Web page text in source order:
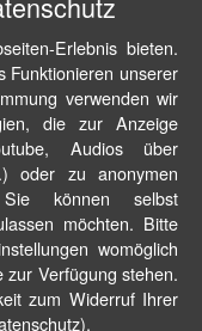
Erlebnis bieten.
Funktionieren unserer
verwenden wir
die zur Anzeige
Audios über
oder zu anonymen
Sie können selbst
möchten. Bitte
womöglich
Verfügung stehen.
zum Widerruf Ihrer